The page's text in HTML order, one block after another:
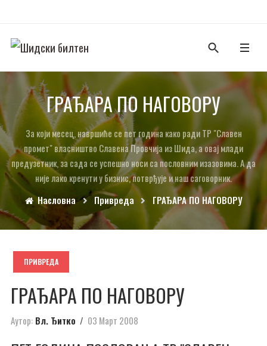
ГРАЂАРА ПО НАГОВОРУ
За који месец, навршиће се пет година како ради ТР "Славен
промет" власништво Славена Провчија из Шида, а овај млади
предузетник, за сада се успешно носи са пословним изазовима. А да
није лако кренути у бизнис, потврђује и наш саговорник.
Насловна
Привреда ГРАЂАРА ПО НАГОВОРУ
ПРИВРЕДА
ГРАЂАРА ПО НАГОВОРУ
Аутор: Вл. Ђитко 03 Март 2008